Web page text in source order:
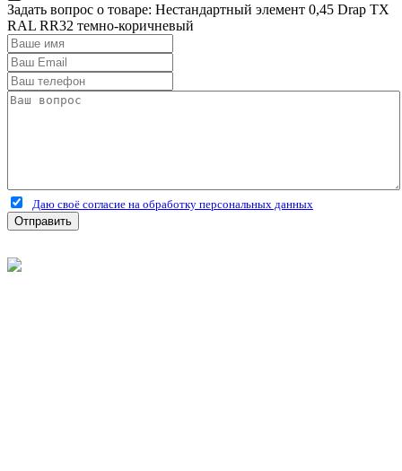
Задать вопрос о товаре: Нестандартный элемент 0,45 Drap TX
RAL RR32 темно-коричневый
Даю своё согласие на обработку персональных данных
Отправить